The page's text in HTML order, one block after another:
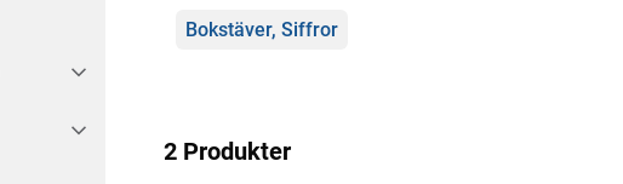
Kategorier
Bokstäver, Siffror
2 Produkter